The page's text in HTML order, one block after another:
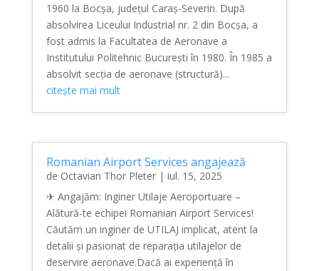
1960 la Bocșa, județul Caraș-Severin. După
absolvirea Liceului Industrial nr. 2 din Bocșa, a
fost admis la Facultatea de Aeronave a
Institutului Politehnic București în 1980. În 1985 a
absolvit secția de aeronave (structură)...
citește mai mult
Romanian Airport Services angajează
de Octavian Thor Pleter| iul. 15, 2025
✈ Angajăm: Inginer Utilaje Aeroportuare –
Alătură-te echipei Romanian Airport Services!
Căutăm un inginer de UTILAJ implicat, atent la
detalii și pasionat de reparația utilajelor de
deservire aeronave.Dacă ai experiență în